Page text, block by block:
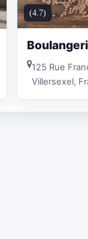
(4.7)
125 Rue
Villersexel,